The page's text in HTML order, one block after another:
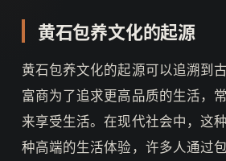
黄石包养文化的起源
黄石包养文化的起源可以追溯到
富商为了追求更高品质的生活，
来享受生活。在现代社会中，这
种高端的生活体验，许多人通过